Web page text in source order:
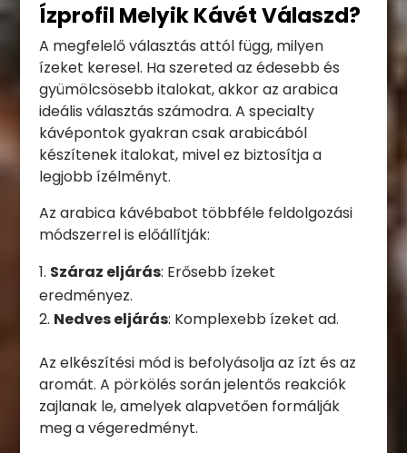
Ízprofil Melyik Kávét Válaszd?
A megfelelő választás attól függ, milyen
ízeket keresel. Ha szereted az édesebb és
gyümölcsösebb italokat, akkor az arabica
ideális választás számodra. A specialty
kávépontok gyakran csak arabicából
készítenek italokat, mivel ez biztosítja a
legjobb ízélményt.
Az arabica kávébabot többféle feldolgozási
módszerrel is előállítják:
Száraz eljárás: Erősebb ízeket
eredményez.
Nedves eljárás: Komplexebb ízeket ad.
Az elkészítési mód is befolyásolja az ízt és az
aromát. A pörkölés során jelentős reakciók
zajlanak le, amelyek alapvetően formálják
meg a végeredményt.